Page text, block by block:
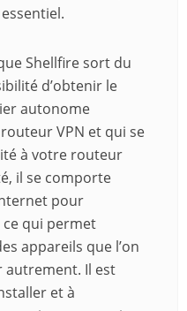
Shellfire sort du
d’obtenir le
autonome
VPN et qui se
à votre routeur
il se comporte
pour
ce qui permet
appareils que l’on
autrement. Il est
et à